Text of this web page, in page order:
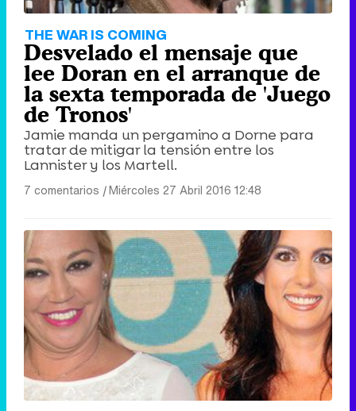
THE WAR IS COMING
Desvelado el mensaje que
lee Doran en el arranque de
la sexta temporada de 'Juego
de Tronos'
Jamie manda un pergamino a Dorne para
tratar de mitigar la tensión entre los
Lannister y los Martell.
7 comentarios |Miércoles 27 Abril 2016 12:48